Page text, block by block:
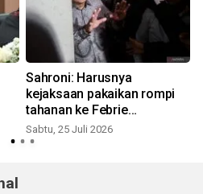
Sahroni: Harusnya
kejaksaan pakaikan rompi
tahanan ke Febrie
Adriansyah
Sabtu, 25 Juli 2026